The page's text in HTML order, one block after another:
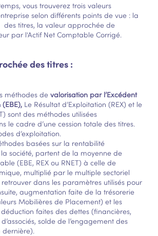
vous trouverez trois valeurs
selon différents points de vue : la
titres, la valeur approchée de
par l'Actif Net Comptable Corrigé.
des titres :
méthodes de valorisation par l’Excédent
Le Résultat d’Exploitation (REX) et le
sont des méthodes utilisées
le cadre d’une cession totale des titres.
d’exploitation.
basées sur la rentabilité
société, partent de la moyenne de
(EBE, REX ou RNET) à celle de
multiplié par le multiple sectoriel
dans les paramètres utilisés pour
augmentation faite de la trésorerie
Mobilières de Placement) et les
faites des dettes (financières,
solde de l’engagement des